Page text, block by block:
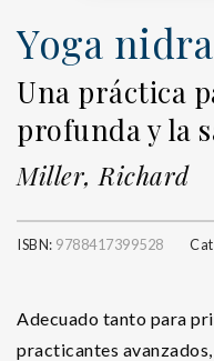
Yoga nidra
Una práctica
profunda y la
Miller, Richard
ISBN: 9788417399528
Adecuado tanto para
practicantes